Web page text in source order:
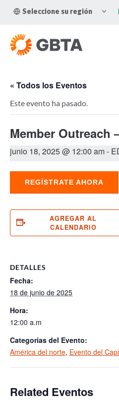
Seleccione su región
« Todos los Eventos
Este evento ha pasado.
Member Outreach
junio 18, 2025 @ 12:00 am-
REGÍSTRATE AHORA
AGREGAR AL
CALENDARIO
DETALLES
Fecha:
18 de junio de 2025
Hora:
12:00 a.m
Categorías del Evento:
América del norte, Evento del
Related Eventos